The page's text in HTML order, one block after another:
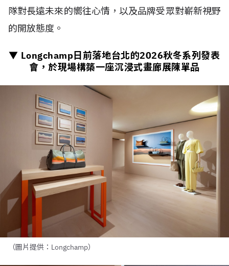
隊對長遠未來的嚮往心情，以及品牌受眾對嶄新視野
的開放態度。
▼ Longchamp日前落地台北的2026秋冬系列發表
會，於現場構築一座沉浸式畫廊展陳單品
（圖片提供：Longchamp）